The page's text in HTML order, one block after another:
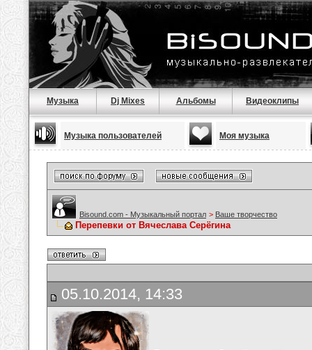
Музыка Dj Mixes Альбомы Видеоклипы
Музыка пользователей Моя музыка
Bisound.com - Музыкальный портал > Ваше творчество
Перепевки от Вячеслава Серёгина
05.10.2014, 14:33